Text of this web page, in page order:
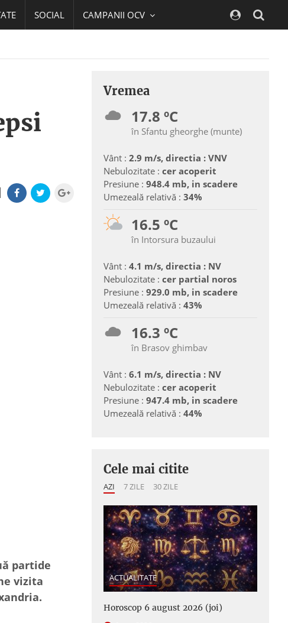
SOCIAL CAMPANII OCV
|
partide
vizita
Vremea
17.8 ºC
în Sfantu gheorghe (munte)
Vânt : 2.9 m/s, directia : VNV
Nebulozitate : cer acoperit
Presiune : 948.4 mb, in scadere
Umezeală relativă : 34%
16.5 ºC
în Intorsura buzaului
Vânt : 4.1 m/s, directia : NV
Nebulozitate : cer partial noros
Presiune : 929.0 mb, in scadere
Umezeală relativă : 43%
16.3 ºC
în Brasov ghimbav
Vânt : 6.1 m/s, directia : NV
Nebulozitate : cer acoperit
Presiune : 947.4 mb, in scadere
Umezeală relativă : 44%
Cele mai citite
AZI 7 ZILE 30 ZILE
ACTUALITATE
Horoscop 6 august 2026 (joi)